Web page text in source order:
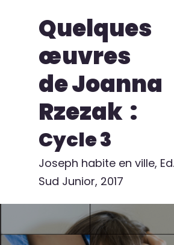
Quelques
œuvres
de Joanna
Rzezak :
Cycle 3
Joseph habite en ville,
Sud Junior, 2017